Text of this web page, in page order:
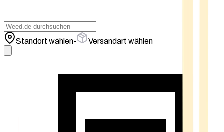
Standort wählen- Versandart wählen